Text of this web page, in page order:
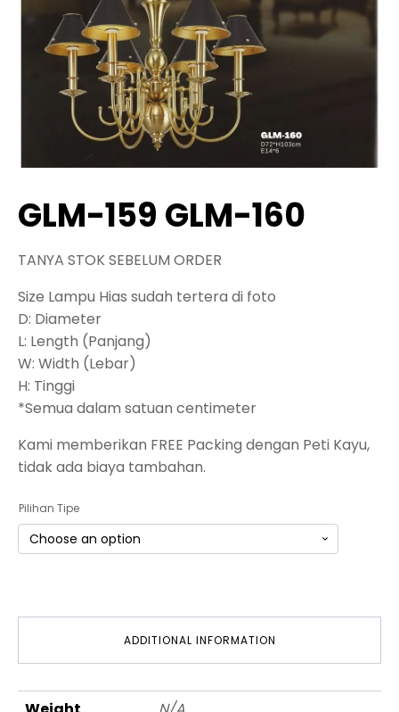
GLM-159 GLM-160
TANYA STOK SEBELUM ORDER
Size Lampu Hias sudah tertera di foto
D: Diameter
L: Length (Panjang)
W: Width (Lebar)
H: Tinggi
*Semua dalam satuan centimeter
Kami memberikan FREE Packing dengan Peti Kayu,
tidak ada biaya tambahan.
Pilihan Tipe
ADDITIONAL INFORMATION